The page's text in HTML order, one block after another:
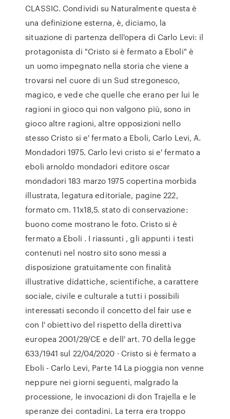
CLASSIC. Condividi su Naturalmente questa è
una definizione esterna, è, diciamo, la
situazione di partenza dell'opera di Carlo Levi: il
protagonista di "Cristo si è fermato a Eboli" è
un uomo impegnato nella storia che viene a
trovarsi nel cuore di un Sud stregonesco,
magico, e vede che quelle che erano per lui le
ragioni in gioco qui non valgono più, sono in
gioco altre ragioni, altre opposizioni nello
stesso Cristo si e' fermato a Eboli, Carlo Levi, A.
Mondadori 1975. Carlo levi cristo si e' fermato a
eboli arnoldo mondadori editore oscar
mondadori 183 marzo 1975 copertina morbida
illustrata, legatura editoriale, pagine 222,
formato cm. 11x18,5. stato di conservazione:
buono come mostrano le foto. Cristo si è
fermato a Eboli . I riassunti , gli appunti i testi
contenuti nel nostro sito sono messi a
disposizione gratuitamente con finalità
illustrative didattiche, scientifiche, a carattere
sociale, civile e culturale a tutti i possibili
interessati secondo il concetto del fair use e
con l' obiettivo del rispetto della direttiva
europea 2001/29/CE e dell' art. 70 della legge
633/1941 sul 22/04/2020 · Cristo si è fermato a
Eboli - Carlo Levi, Parte 14 La pioggia non venne
neppure nei giorni seguenti, malgrado la
processione, le invocazioni di don Trajella e le
speranze dei contadini. La terra era troppo